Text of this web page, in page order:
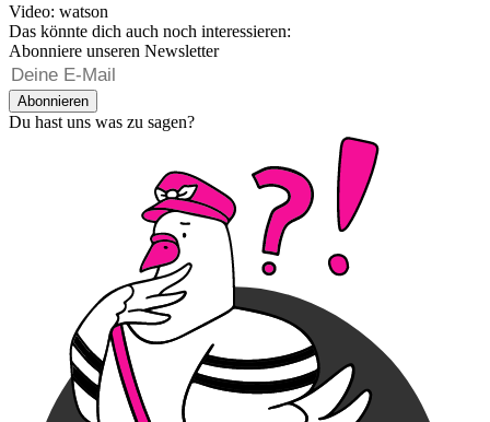
Video: watson
Das könnte dich auch noch interessieren:
Abonniere unseren Newsletter
Abonnieren
Du hast uns was zu sagen?